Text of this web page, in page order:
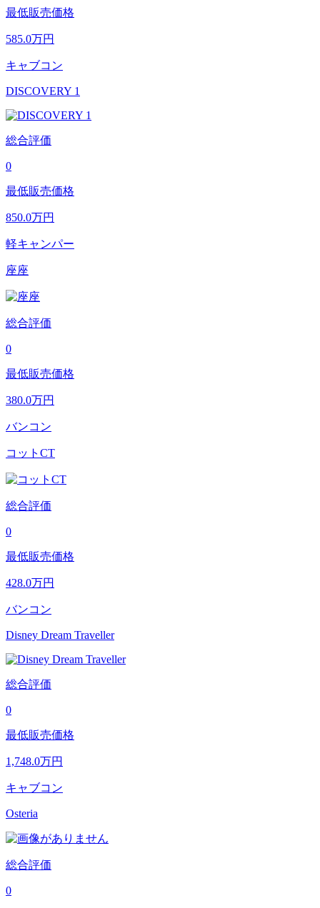
最低販売価格
585.0万円
キャブコン
DISCOVERY 1
総合評価
0
最低販売価格
850.0万円
軽キャンパー
座座
総合評価
0
最低販売価格
380.0万円
バンコン
コットCT
総合評価
0
最低販売価格
428.0万円
バンコン
Disney Dream Traveller
総合評価
0
最低販売価格
1,748.0万円
キャブコン
Osteria
総合評価
0